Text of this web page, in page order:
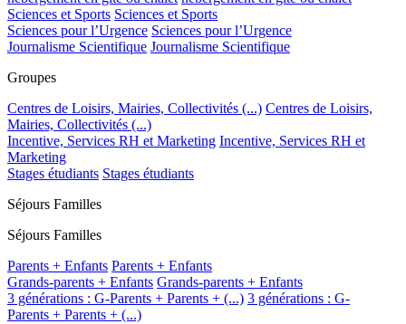
Sciences et Sports Sciences et Sports
Sciences pour l’Urgence Sciences pour l’Urgence
Journalisme Scientifique Journalisme Scientifique
Groupes
Centres de Loisirs, Mairies, Collectivités (...) Centres de Loisirs,
Mairies, Collectivités (...)
Incentive, Services RH et Marketing Incentive, Services RH et
Marketing
Stages étudiants Stages étudiants
Séjours Familles
Séjours Familles
Parents + Enfants Parents + Enfants
Grands-parents + Enfants Grands-parents + Enfants
3 générations : G-Parents + Parents + (...) 3 générations : G-
Parents + Parents + (...)